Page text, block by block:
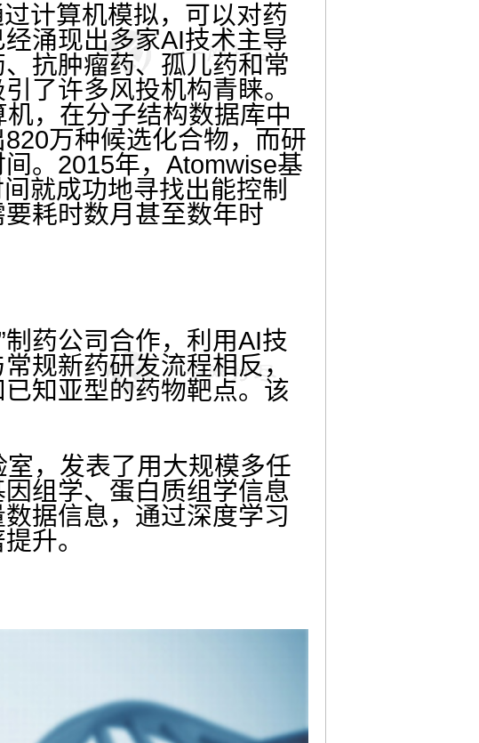
计算机模拟，可以对药
涌现出多家AI技术主导
抗肿瘤药、孤儿药和常
了许多风投机构青睐。
，在分子结构数据库中
万种候选化合物，而研
。2015年，Atomwise基
就成功地寻找出能控制
耗时数月甚至数年时
药公司合作，利用AI技
规新药研发流程相反，
知亚型的药物靶点。该
，发表了用大规模多任
组学、蛋白质组学信息
据信息，通过深度学习
升。